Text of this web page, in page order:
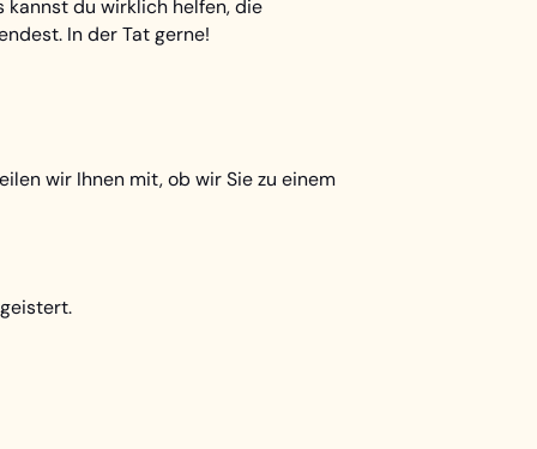
kannst du wirklich helfen, die
In der Tat gerne!
wir Ihnen mit, ob wir Sie zu einem